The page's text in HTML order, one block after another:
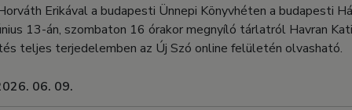
Erikával a budapesti Ünnepi Könyvhéten a budapesti
13-án, szombaton 16 órakor megnyíló tárlatról Havran
teljes terjedelemben az Új Szó online felületén olvasható.
06. 09.